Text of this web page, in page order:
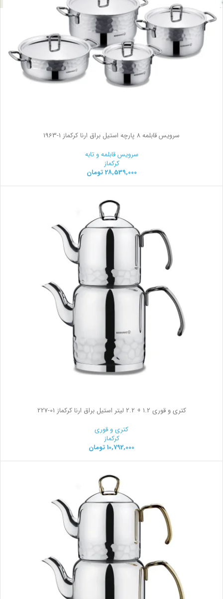
سرویس قابلمه 8 پارچه استیل براق ارنا کرکماز
1963-1
سرویس قابلمه و تابه
کرکماز
28,539,000 تومان
کتری و قوری 1.2 + 2.2 لیتر استیل براق ارنا کرکماز
227-01
کتری و قوری
کرکماز
10,792,000تومان